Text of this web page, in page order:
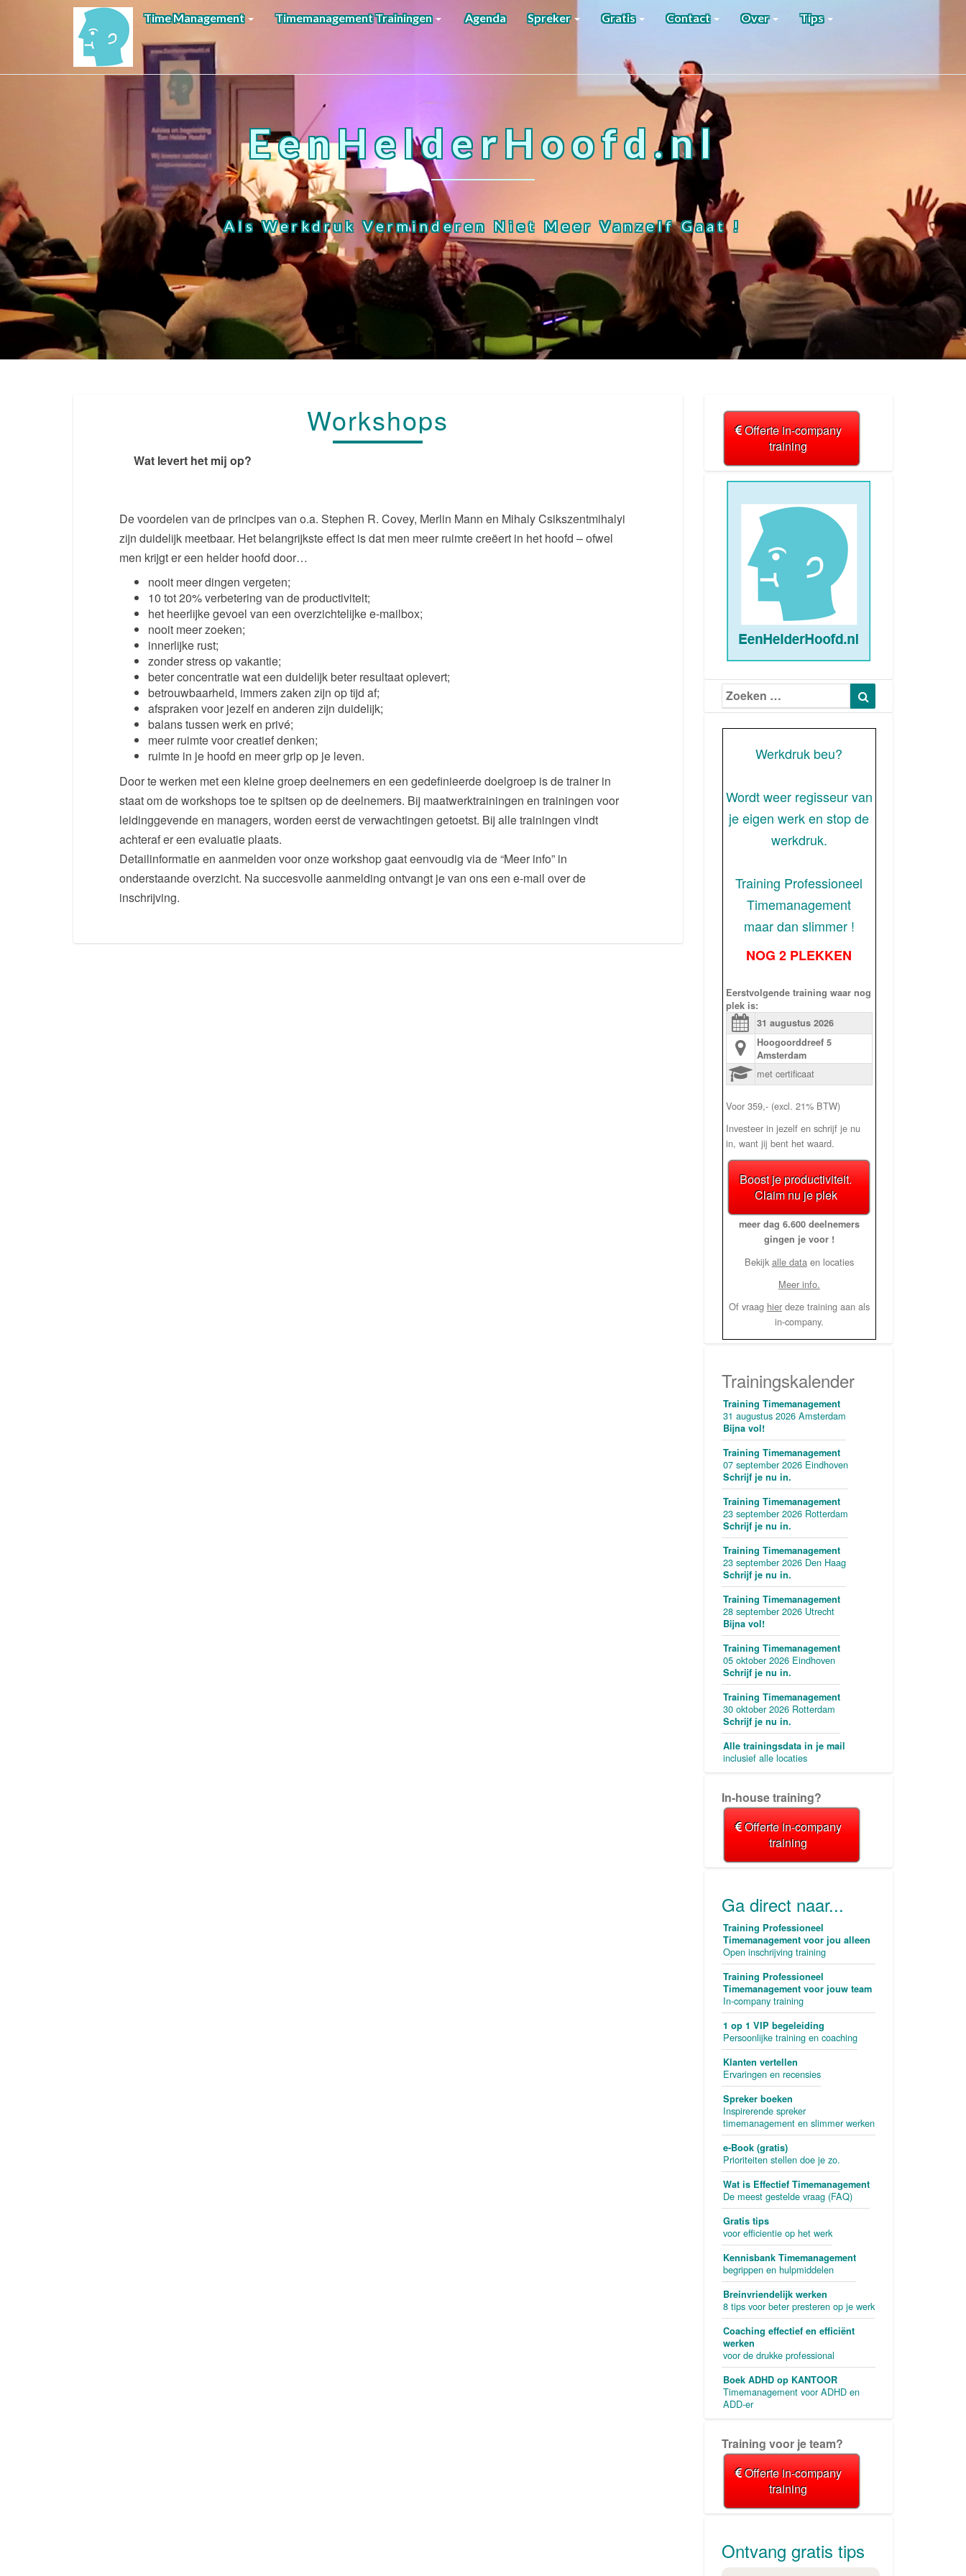
Time Management Timemanagement Trainingen Agenda Spreker Gratis Contact Over Tips
EenHelderHoofd.nl
Als Werkdruk Verminderen Niet Meer Vanzelf Gaat !
Workshops
Wat levert het mij op?
De voordelen van de principes van o.a. Stephen R. Covey, Merlin Mann en Mihaly Csikszentmihalyi
zijn duidelijk meetbaar. Het belangrijkste effect is dat men meer ruimte creëert in het hoofd – ofwel
men krijgt er een helder hoofd door…
nooit meer dingen vergeten;
10 tot 20% verbetering van de productiviteit;
het heerlijke gevoel van een overzichtelijke e-mailbox;
nooit meer zoeken;
innerlijke rust;
zonder stress op vakantie;
beter concentratie wat een duidelijk beter resultaat oplevert;
betrouwbaarheid, immers zaken zijn op tijd af;
afspraken voor jezelf en anderen zijn duidelijk;
balans tussen werk en privé;
meer ruimte voor creatief denken;
ruimte in je hoofd en meer grip op je leven.
Door te werken met een kleine groep deelnemers en een gedefinieerde doelgroep is de trainer in
staat om de workshops toe te spitsen op de deelnemers. Bij maatwerktrainingen en trainingen voor
leidinggevende en managers, worden eerst de verwachtingen getoetst. Bij alle trainingen vindt
achteraf er een evaluatie plaats.
Detailinformatie en aanmelden voor onze workshop gaat eenvoudig via de “Meer info” in
onderstaande overzicht. Na succesvolle aanmelding ontvangt je van ons een e-mail over de
inschrijving.
Offerte in-company
training
Zoeken
naar:
Werkdruk beu?
Wordt weer regisseur van
je eigen werk en stop de
werkdruk.
Training Professioneel
Timemanagement
maar dan slimmer !
NOG 2 PLEKKEN
Eerstvolgende training waar nog
plek is:
31 augustus 2026
Hoogoorddreef 5
Amsterdam
met certificaat
Voor 359,- (excl. 21% BTW)
Investeer in jezelf en schrijf je nu
in, want jij bent het waard.
Boost je productiviteit.
Claim nu je plek
meer dag 6.600 deelnemers
gingen je voor !
Bekijk alle dataen locaties
Meer info.
Of vraag hierdeze training aan als
in-company.
Trainingskalender
Training Timemanagement
31 augustus 2026 Amsterdam
Bijna vol!
Training Timemanagement
07 september 2026 Eindhoven
Schrijf je nu in.
Training Timemanagement
23 september 2026 Rotterdam
Schrijf je nu in.
Training Timemanagement
23 september 2026 Den Haag
Schrijf je nu in.
Training Timemanagement
28 september 2026 Utrecht
Bijna vol!
Training Timemanagement
05 oktober 2026 Eindhoven
Schrijf je nu in.
Training Timemanagement
30 oktober 2026 Rotterdam
Schrijf je nu in.
Alle trainingsdata in je mail
inclusief alle locaties
In-house training?
Offerte in-company
training
Ga direct naar...
Training Professioneel
Timemanagement voor jou alleen
Open inschrijving training
Training Professioneel
Timemanagement voor jouw team
In-company training
1 op 1 VIP begeleiding
Persoonlijke training en coaching
Klanten vertellen
Ervaringen en recensies
Spreker boeken
Inspirerende spreker
timemanagement en slimmer werken
e-Book (gratis)
Prioriteiten stellen doe je zo.
Wat is Effectief Timemanagement
De meest gestelde vraag (FAQ)
Gratis tips
voor efficientie op het werk
Kennisbank Timemanagement
begrippen en hulpmiddelen
Breinvriendelijk werken
8 tips voor beter presteren op je werk
Coaching effectief en efficiënt
werken
voor de drukke professional
Boek ADHD op KANTOOR
Timemanagement voor ADHD en
ADD-er
Training voor je team?
Offerte in-company
training
Ontvang gratis tips